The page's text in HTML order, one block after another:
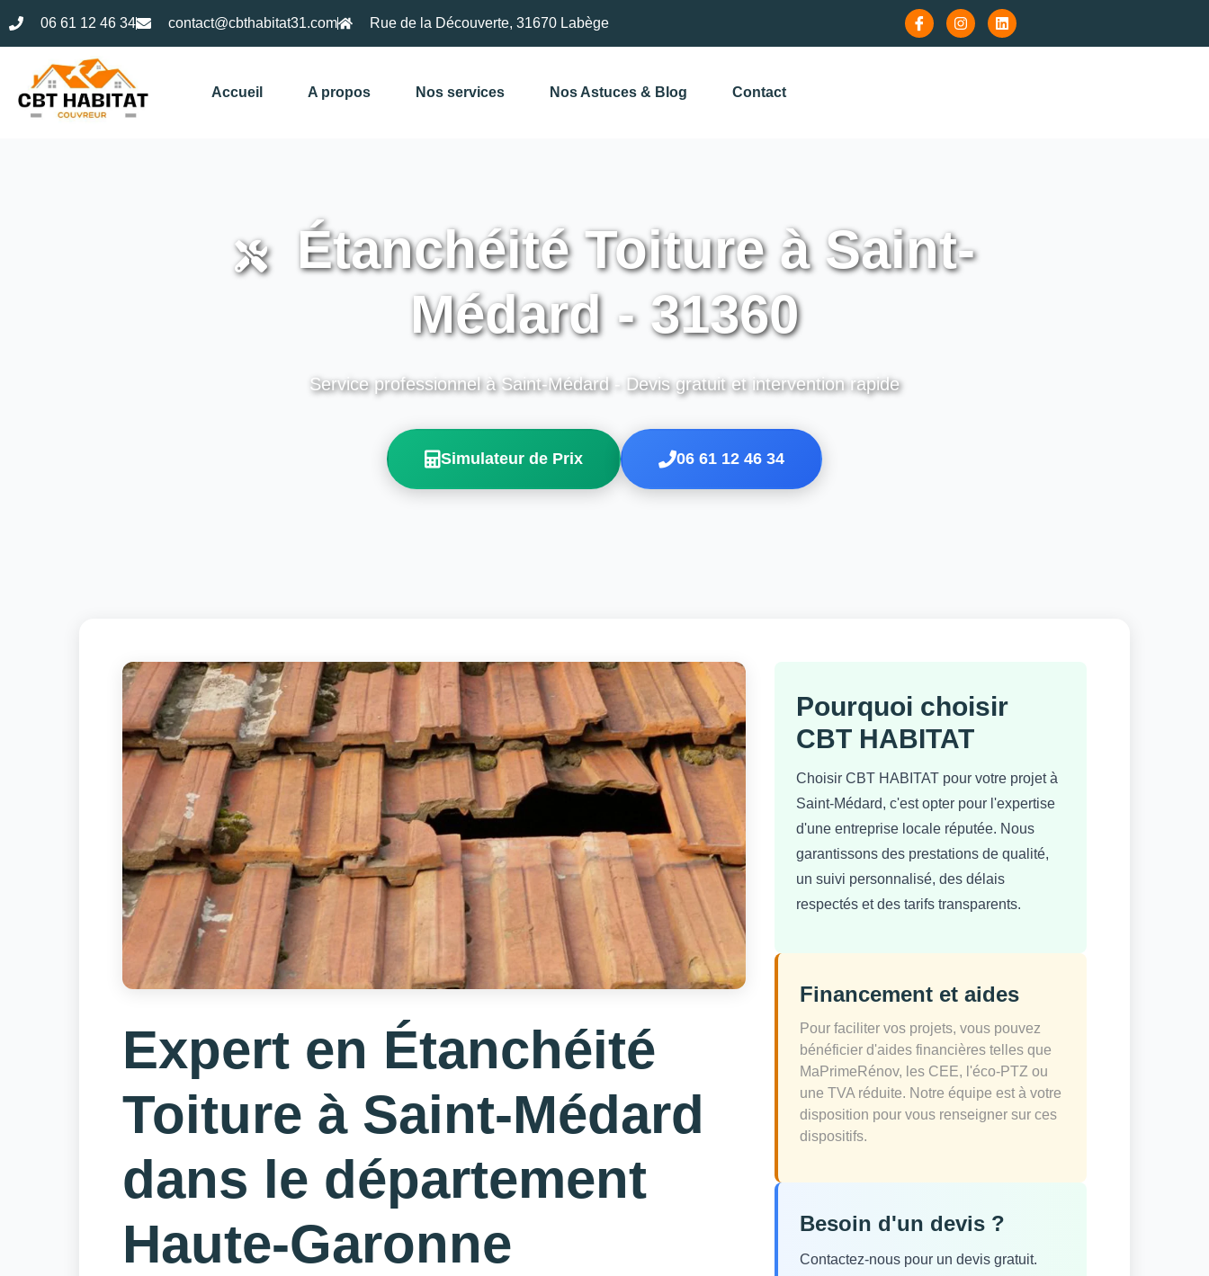
06 61 12 46 34 contact@cbthabitat31.com Rue de la Découverte, 31670 Labège
Accueil A propos Nos services Nos Astuces & Blog Contact
Étanchéité Toiture à Saint-
Médard - 31360
Service professionnel à Saint-Médard - Devis gratuit et intervention rapide
Simulateur de Prix 06 61 12 46 34
Expert en Étanchéité
Toiture à Saint-Médard
dans le département
Haute-Garonne
Pourquoi choisir
CBT HABITAT
Choisir CBT HABITAT pour votre projet à
Saint-Médard, c'est opter pour l'expertise
d'une entreprise locale réputée. Nous
garantissons des prestations de qualité,
un suivi personnalisé, des délais
respectés et des tarifs transparents.
Financement et aides
Pour faciliter vos projets, vous pouvez
bénéficier d'aides financières telles que
MaPrimeRénov, les CEE, l'éco-PTZ ou
une TVA réduite. Notre équipe est à votre
disposition pour vous renseigner sur ces
dispositifs.
Besoin d'un devis ?
Contactez-nous pour un devis gratuit.